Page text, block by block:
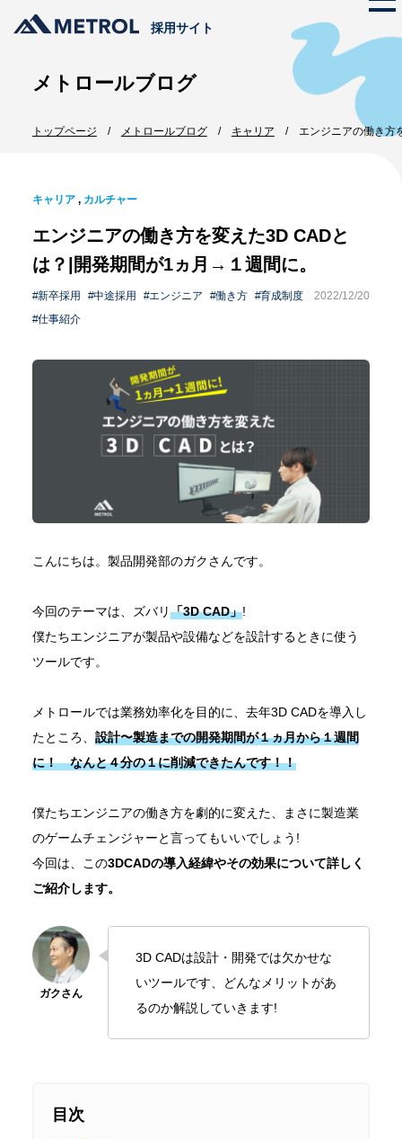
採用サイト
メトロールの文化
ストーリー
メトロールの文化
プロジェクト紹介
メンバー紹介
採用情報
シニア採用
メトロールブログ よくある質問
メトロールブログ
トップページ メトロールブログ キャリア エンジニアの働き方
キャリア, カルチャー
エンジニアの働き方を変えた3D CADと
は？|開発期間が1ヵ月→１週間に。
新卒採用 中途採用 エンジニア 働き方
育成制度
仕事紹介
2022/12/20
こんにちは。製品開発部のガクさんです。
今回のテーマは、ズバリ「3D CAD」!
僕たちエンジニアが製品や設備などを設計するときに使う
ツールです。
メトロールでは業務効率化を目的に、去年3D CADを導入し
たところ、 設計〜製造までの開発期間が１ヵ月から１週間
に！ なんと４分の１に削減できたんです！！
僕たちエンジニアの働き方を劇的に変えた、まさに製造業
のゲームチェンジャーと言ってもいいでしょう!
今回は、この3DCADの導入経緯やその効果について詳しく
ご紹介します。
3D CADは設計・開発では欠かせな
いツールです、どんなメリットがあ
るのか解説していきます!
目次